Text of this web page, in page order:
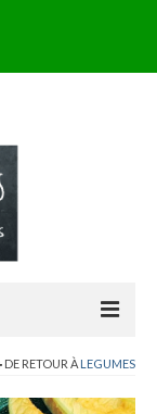
DE RETOUR À LEGUMES